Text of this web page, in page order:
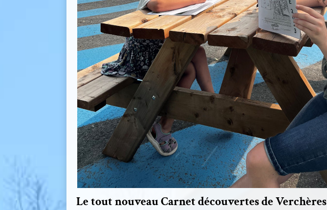
Le tout nouveau Carnet découvertes de Verchères